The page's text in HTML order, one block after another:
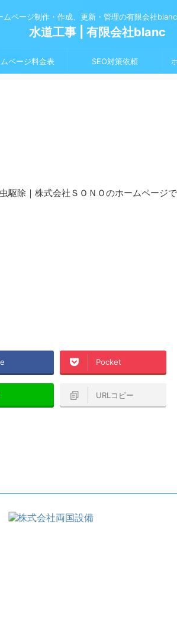
ムページ制作・作成、更新・管理の有限会社
水道工事 | 有限会社blanc
ページ料金表 SEO対策依頼
駆除｜株式会社ＳＯＮＯのホームページで
Pocket
URLコピー